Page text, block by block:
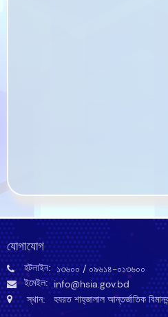
যোগাযোগ
হটলাইন:১৩৬০০ / ০৯৬১৪-০১৩৬০০
ইমেইল:info@hsia.gov.bd
স্থান: হযরত শাহ্‌জালাল আন্তর্জাতিক